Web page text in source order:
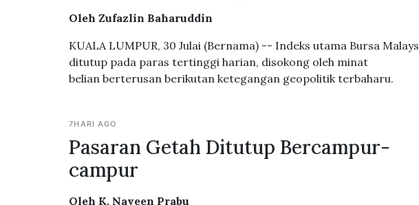
Oleh Zufazlin Baharuddin
KUALA LUMPUR, 30 Julai (Bernama) -- Indeks utama Bursa
ditutup pada paras tertinggi harian, disokong oleh minat
belian berterusan berikutan ketegangan geopolitik terbaharu.
7HARI AGO
Pasaran Getah Ditutup Bercampur-
campur
Oleh K. Naveen Prabu